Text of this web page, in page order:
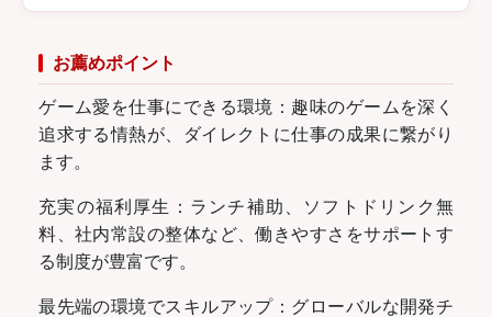
お薦めポイント
ゲーム愛を仕事にできる環境：趣味のゲームを深く
追求する情熱が、ダイレクトに仕事の成果に繋がり
ます。
充実の福利厚生：ランチ補助、ソフトドリンク無
料、社内常設の整体など、働きやすさをサポートす
る制度が豊富です。
最先端の環境でスキルアップ：グローバルな開発チ